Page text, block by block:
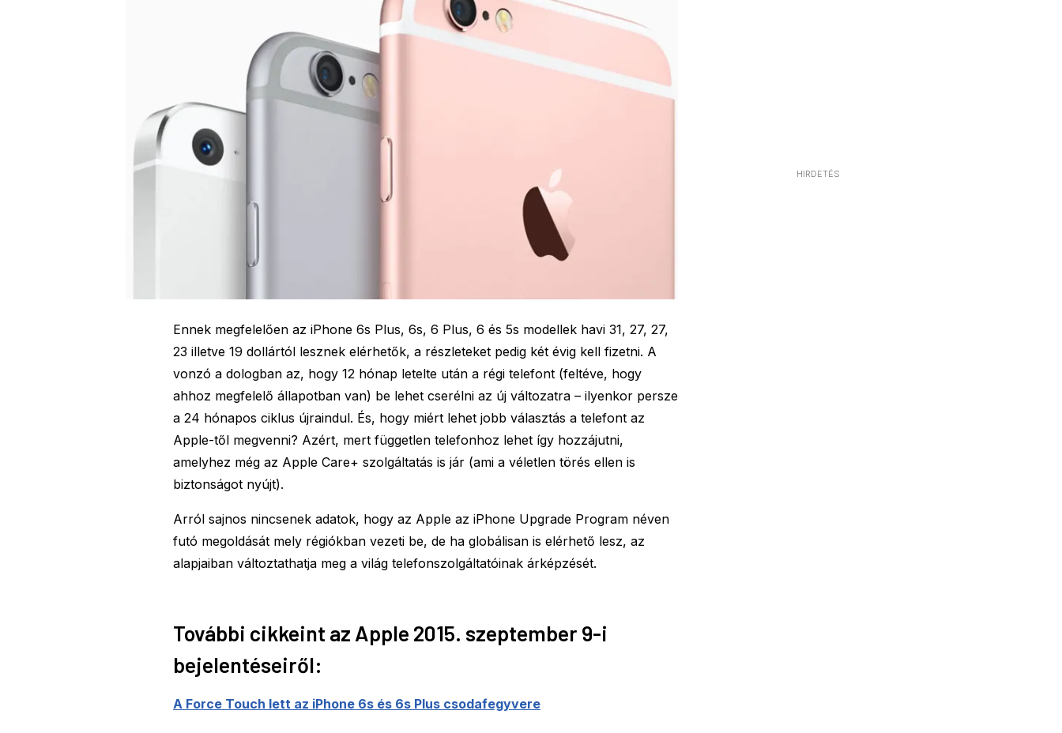
HIRDETÉS
Ennek megfelelően az iPhone 6s Plus, 6s, 6 Plus, 6 és 5s modellek havi 31, 27, 27,
23 illetve 19 dollártól lesznek elérhetők, a részleteket pedig két évig kell fizetni. A
vonzó a dologban az, hogy 12 hónap letelte után a régi telefont (feltéve, hogy
ahhoz megfelelő állapotban van) be lehet cserélni az új változatra – ilyenkor persze
a 24 hónapos ciklus újraindul. És, hogy miért lehet jobb választás a telefont az
Apple-től megvenni? Azért, mert független telefonhoz lehet így hozzájutni,
amelyhez még az Apple Care+ szolgáltatás is jár (ami a véletlen törés ellen is
biztonságot nyújt).
Arról sajnos nincsenek adatok, hogy az Apple az iPhone Upgrade Program néven
futó megoldását mely régiókban vezeti be, de ha globálisan is elérhető lesz, az
alapjaiban változtathatja meg a világ telefonszolgáltatóinak árképzését.
További cikkeint az Apple 2015. szeptember 9-i
bejelentéseiről:
A Force Touch lett az iPhone 6s és 6s Plus csodafegyvere